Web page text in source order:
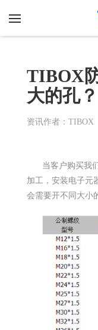
TIBOX
大的孔？
资讯作者：TIBOX
当客户购买我
加工，安装电子元
会需要开不同大小